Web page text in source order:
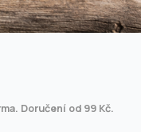
Doručení od 99 Kč.